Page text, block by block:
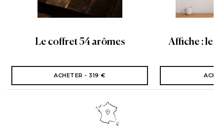
Le coffret 54 arômes
ACHETER - 319 €
Affiche : les